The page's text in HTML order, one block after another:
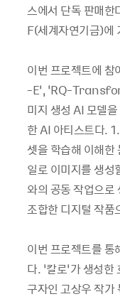
스에서 단독 판매
F(세계자연기금)에
이번 프로젝트에
-E’, ‘RQ-
미지 생성 AI 모델
한 AI 아티스트다.
셋을 학습해 이해한
일로 이미지를 생
와의 공동 작업으
조합한 디지털 작품
이번 프로젝트를 통
다. ‘칼로’가 생성
구자인 고상우 작가